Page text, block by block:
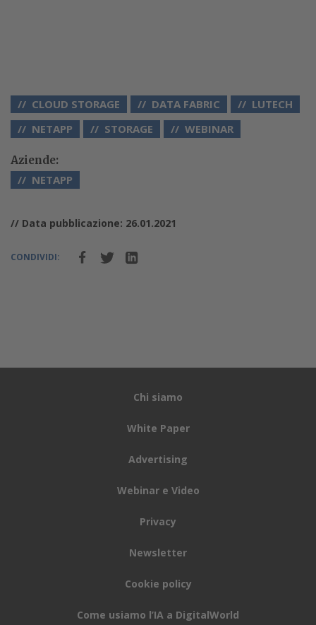
CLOUD STORAGE DATA FABRIC
LUTECH
NETAPP
STORAGE WEBINAR
Aziende:
NETAPP
// Data pubblicazione: 26.01.2021
CONDIVIDI:
Chi siamo
White Paper
Advertising
Webinar e Video
Privacy
Newsletter
Cookie policy
Come usiamo l’IA a DigitalWorld